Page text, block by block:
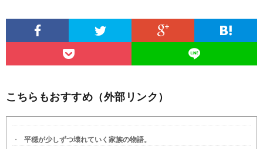
こちらもおすすめ（外部リンク）
平穏が少しずつ壊れていく家族の物語。